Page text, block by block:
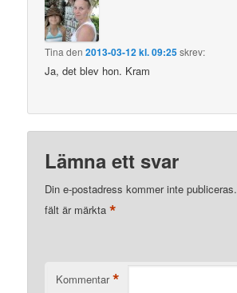
Tinaden2013-03-12 kl. 09:25skrev:
Ja, det blev hon. Kram
Lämna ett svar
Din e-postadress kommer inte publiceras.
fält är märkta*
Kommentar *